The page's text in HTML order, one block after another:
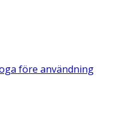
före användning